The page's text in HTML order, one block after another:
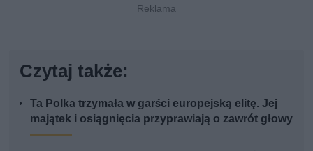
Czytaj także:
Ta Polka trzymała w garści europejską elitę. Jej
majątek i osiągnięcia przyprawiają o zawrót głowy